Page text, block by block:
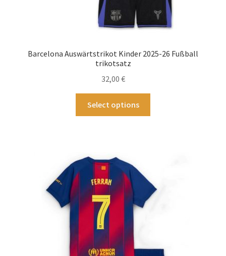
Barcelona Auswärtstrikot Kinder 2025-26 Fußball
trikotsatz
32,00 €
Select options
Optionen
können
gewählt